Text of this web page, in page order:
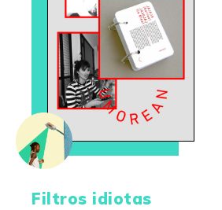
Filtros idiotas